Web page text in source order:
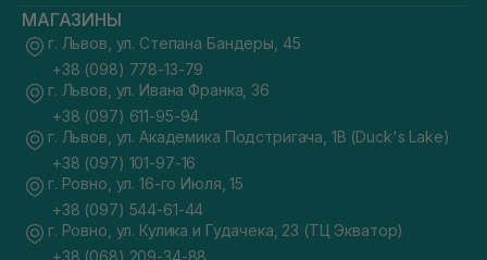
МАГАЗИНЫ
г. Львов, ул. Степана Бандеры, 45
+38 (098) 778-13-79
г. Львов, ул. Ивана Франка, 36
+38 (097) 611-95-94
г. Львов, ул. Академика Подстригача, 1В (Duck's Lake)
+38 (097) 101-97-16
г. Ровно, ул. 16-го Июля, 15
+38 (097) 544-61-44
г. Ровно, ул. Кулика и Гудачека, 23 (ТЦ Экватор)
+38 (068) 209-34-88